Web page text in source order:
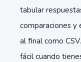
tabular
comparaciones
al final como
fácil cuando